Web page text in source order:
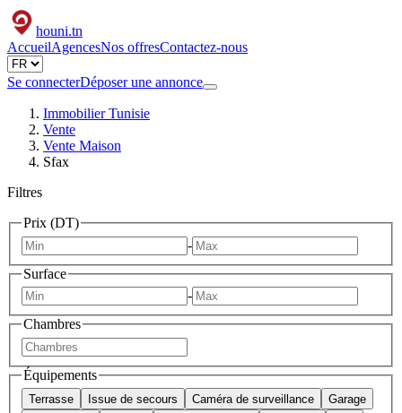
houni.tn
AccueilAgencesNos offresContactez-nous
Se connecterDéposer une annonce
Immobilier Tunisie
Vente
Vente Maison
Sfax
Filtres
Prix (DT)
-
Surface
-
Chambres
Équipements
Terrasse Issue de secours Caméra de surveillance
Garage